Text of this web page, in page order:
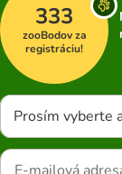
333
zooBodov za
registráciu!
Prosím vyberte